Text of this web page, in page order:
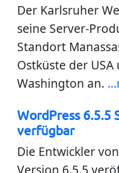
Der Karlsruher
seine Server-
Standort
Ostküste der
Washington an.
WordPress 6.5.5
verfügbar
Die Entwickler
Version 6.5.5